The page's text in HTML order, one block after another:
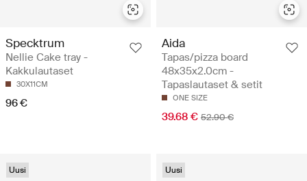
Specktrum
Nellie Cake tray -
Kakkulautaset
30X11CM
96 €
Aida
Tapas/pizza board
48x35x2.0cm -
Tapaslautaset & setit
ONE SIZE
39.68 € 52.90 €
Uusi Uusi